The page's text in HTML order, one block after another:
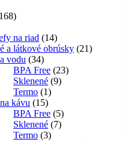
168168
na riad 1414
produktov
a látkové obrúsky 2121
vodu 3434
produktov
BPA Free 2323
Sklenené 99
Termo 11
produkt
kávu 1515
produktov
BPA Free 55
produktov
Sklenené 77
Termo 33